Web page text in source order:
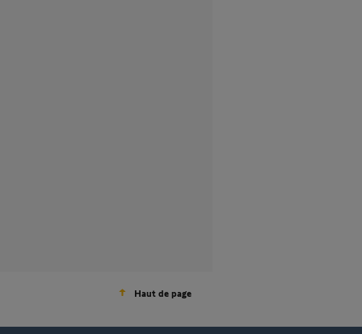
Haut de page